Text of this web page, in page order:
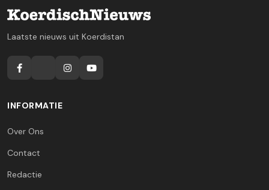
Laatste nieuws uit Koerdistan
INFORMATIE
Over Ons
Contact
Redactie